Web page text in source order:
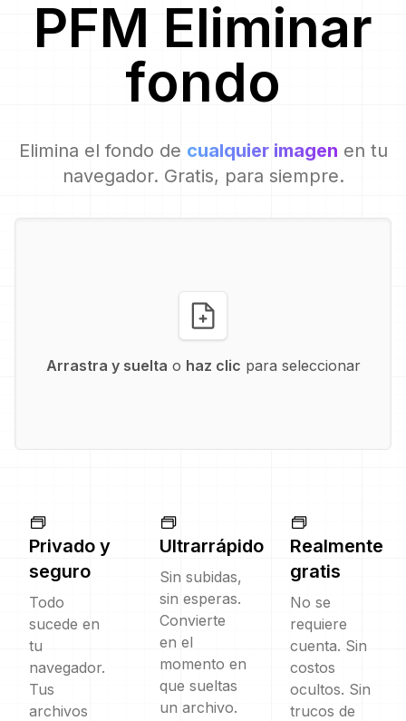
PFM Eliminar
fondo
Elimina el fondo de cualquier imagen en tu
navegador. Gratis, para siempre.
Arrastra y suelta o haz clic para seleccionar
Privado y
seguro
Todo
sucede en
tu
navegador.
Tus
archivos
Ultrarrápido
Sin subidas,
sin esperas.
Convierte
en el
momento en
que sueltas
un archivo.
Realmente
gratis
No se
requiere
cuenta. Sin
costos
ocultos. Sin
trucos de